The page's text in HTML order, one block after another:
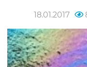
18.01.2017